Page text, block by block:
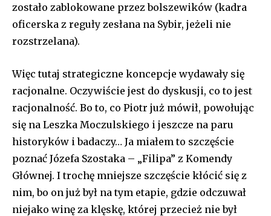
zostało zablokowane przez bolszewików (kadra
oficerska z reguły zesłana na Sybir, jeżeli nie
rozstrzelana).
Więc tutaj strategiczne koncepcje wydawały się
racjonalne. Oczywiście jest do dyskusji, co to jest
racjonalność. Bo to, co Piotr już mówił, powołując
się na Leszka Moczulskiego i jeszcze na paru
historyków i badaczy… Ja miałem to szczęście
poznać Józefa Szostaka – „Filipa” z Komendy
Głównej. I trochę mniejsze szczęście kłócić się z
nim, bo on już był na tym etapie, gdzie odczuwał
niejako winę za klęskę, której przecież nie był